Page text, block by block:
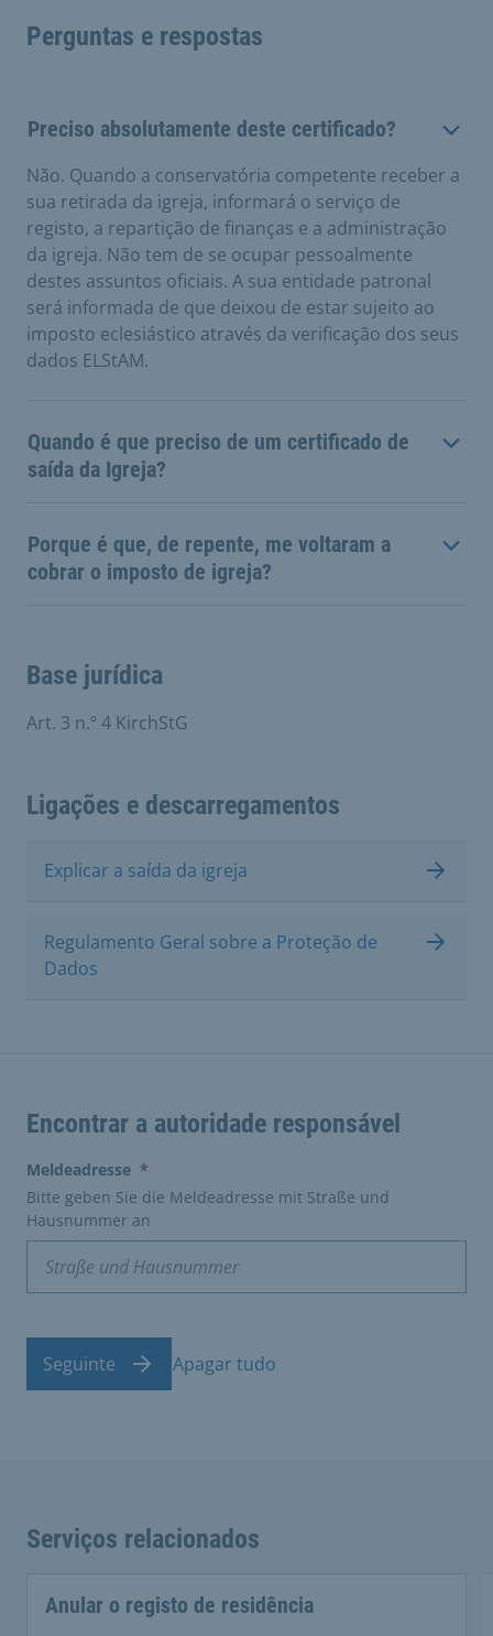
Perguntas e respostas
Preciso absolutamente deste certificado?
Não. Quando a conservatória competente receber a
sua retirada da igreja, informará o serviço de
registo, a repartição de finanças e a administração
da igreja. Não tem de se ocupar pessoalmente
destes assuntos oficiais. A sua entidade patronal
será informada de que deixou de estar sujeito ao
imposto eclesiástico através da verificação dos seus
dados ELStAM.
Quando é que preciso de um certificado de
saída da Igreja?
Porque é que, de repente, me voltaram a
cobrar o imposto de igreja?
Base jurídica
Art. 3 n.º 4 KirchStG
Ligações e descarregamentos
Explicar a saída da igreja
Regulamento Geral sobre a Proteção de
Dados
Encontrar a autoridade responsável
Meldeadresse *
Bitte geben Sie die Meldeadresse mit Straße und
Hausnummer an
Seguinte Apagar tudo
Serviços relacionados
Anular o registo de residência